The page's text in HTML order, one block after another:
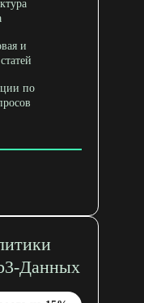
и
по
Данных